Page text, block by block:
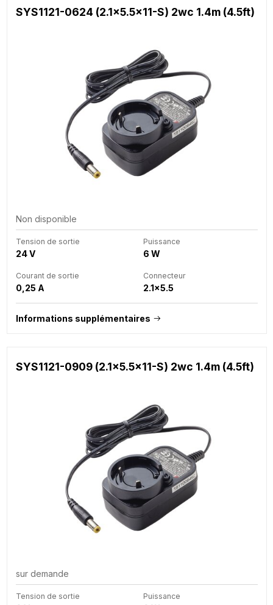
SYS1121-0624 (2.1x5.5x11-S) 2wc 1.4m (4.5ft)
Non disponible
Tension de sortie
24 V
Puissance
6 W
Courant de sortie
0,25 A
Connecteur
2.1x5.5
Informations supplémentaires
SYS1121-0909 (2.1x5.5x11-S) 2wc 1.4m (4.5ft)
sur demande
Tension de sortie Puissance